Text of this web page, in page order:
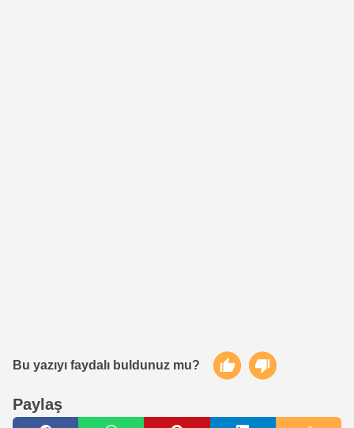
Bu yazıyı faydalı buldunuz mu?
Paylaş